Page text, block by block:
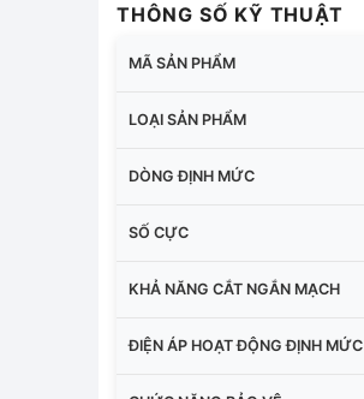
THÔNG SỐ KỸ THUẬT
MÃ SẢN PHẨM
LOẠI SẢN PHẨM
DÒNG ĐỊNH MỨC
SỐ CỰC
KHẢ NĂNG CẮT NGẮN MẠCH
ĐIỆN ÁP HOẠT ĐỘNG ĐỊNH MỨC